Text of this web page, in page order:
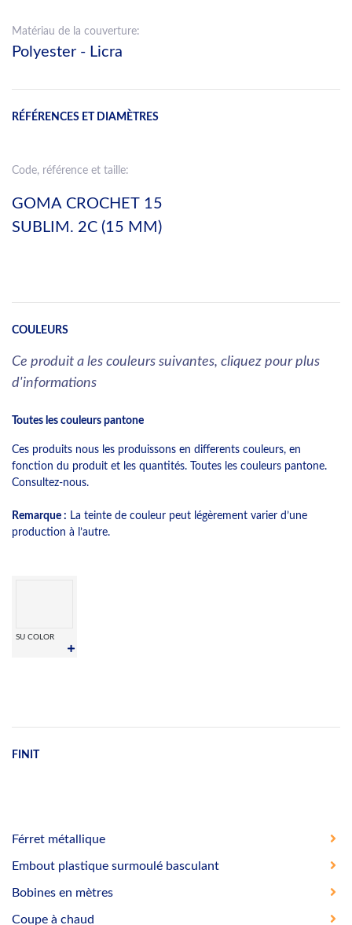
Matériau de la couverture:
Polyester - Licra
RÉFÉRENCES ET DIAMÈTRES
Code, référence et taille:
GOMA CROCHET 15
SUBLIM. 2C (15 MM)
COULEURS
Ce produit a les couleurs suivantes, cliquez pour plus
d'informations
Toutes les couleurs pantone
Ces produits nous les produissons en differents couleurs, en
fonction du produit et les quantités. Toutes les couleurs pantone.
Consultez-nous.
Remarque : La teinte de couleur peut légèrement varier d’une
production à l’autre.
SU COLOR
FINIT
Férret métallique
Embout plastique surmoulé basculant
Bobines en mètres
Coupe à chaud